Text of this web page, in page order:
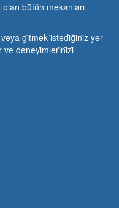
olan bütün mekanları
veya gi̇tmek i̇stedi̇ği̇ni̇z yer
ve deneyi̇mleri̇ni̇zi̇